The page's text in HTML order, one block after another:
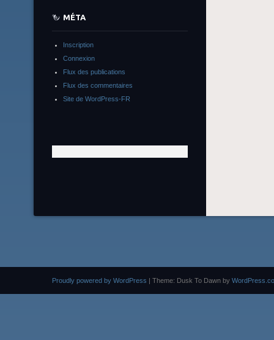
MÉTA
Inscription
Connexion
Flux des publications
Flux des commentaires
Site de WordPress-FR
Proudly powered by WordPress | Theme: Dusk To Dawn by